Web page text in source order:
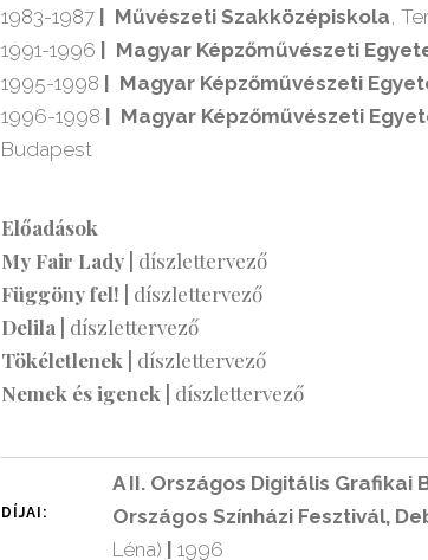
1983-1987
Művészeti Szakközépiskola, T
1991-1996
Magyar Képzőművészeti
1995-1998
| Magyar Képzőművészeti
1996-1998
Magyar Képzőművészeti
Budapest
Előadások
My Fair Lady | díszlettervező
Függöny fel! | díszlettervező
Delila | díszlettervező
Tökéletlenek | díszlettervező
Nemek és igenek | díszlettervező
DÍJAI:
A II. Országos Digitális Grafikai
Országos Színházi Fesztivál,
Léna)
1996